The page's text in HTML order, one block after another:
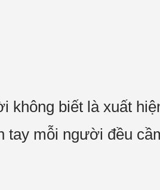
không biết là xuất
tay mỗi người đều